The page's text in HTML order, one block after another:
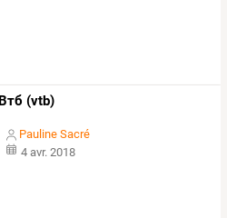
Втб (vtb)
Pauline Sacré
4 avr. 2018